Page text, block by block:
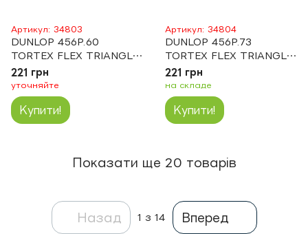
Артикул: 34803
DUNLOP 456P.60
TORTEX FLEX TRIANGLE
PLAYER'S PACK 0.60
221 грн
уточняйте
Купити!
Артикул: 34804
DUNLOP 456P.73
TORTEX FLEX TRIANGLE
PLAYER'S PACK 0.73
221 грн
на складе
Купити!
Показати ще 20 товарів
Назад 1 з 14 Вперед